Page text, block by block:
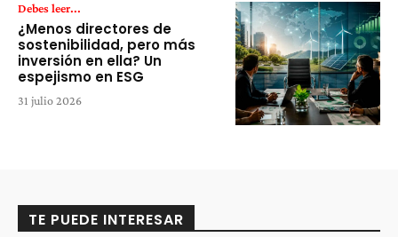
Debes leer...
¿Menos directores de
sostenibilidad, pero más
inversión en ella? Un
espejismo en ESG
31 julio 2026
TE PUEDE INTERESAR